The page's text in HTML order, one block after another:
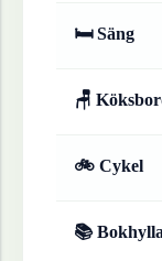
🛏 Säng
🪑
🚲 Cykel
📚 Bokhylla